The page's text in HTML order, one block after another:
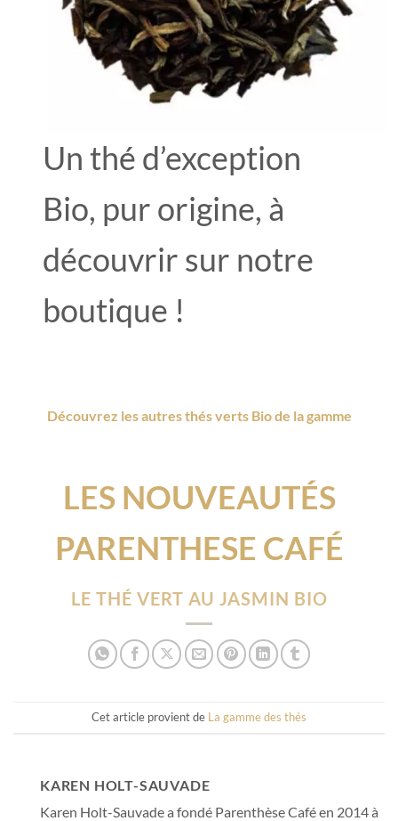
Un thé d’exception
Bio, pur origine, à
découvrir sur notre
boutique !
Découvrez les autres thés verts Bio de la gamme
LES NOUVEAUTÉS
PARENTHESE CAFÉ
LE THÉ VERT AU JASMIN BIO
Cet article provient de La gamme des thés
KAREN HOLT-SAUVADE
Karen Holt-Sauvade a fondé Parenthèse Café en 2014 à